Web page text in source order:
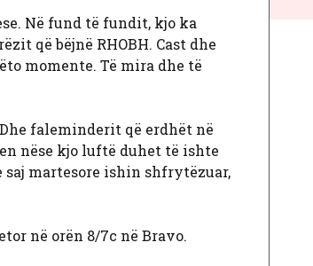
Në fund të fundit, kjo ka
që bëjnë RHOBH. Cast dhe
momente. Të mira dhe të
faleminderit që erdhët në
nëse kjo luftë duhet të ishte
saj martesore ishin shfrytëzuar,
në orën 8/7c në Bravo.